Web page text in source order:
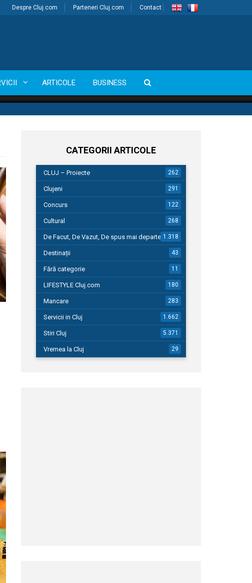
Despre Cluj.com Parteneri Cluj.com Contact
ARTICOLE BUSINESS
CATEGORII ARTICOLE
CLUJ – Proiecte 262
Clujeni 291
Concurs 122
Cultural 268
De Facut, De Vazut, De spus mai departe…1.318
Destinații 43
Fără categorie 11
LIFESTYLE Cluj.com 180
Mancare 283
Servicii in Cluj 1.662
Stiri Cluj 5.371
Vremea la Cluj 29